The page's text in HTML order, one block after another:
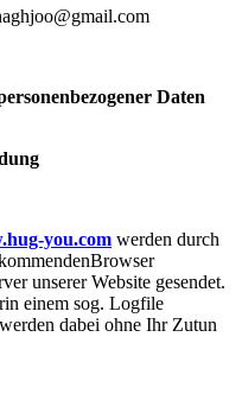
Daten
you.com werden durch
unserer Website gesendet.
einem sog. Logfile
dabei ohne Ihr Zutun